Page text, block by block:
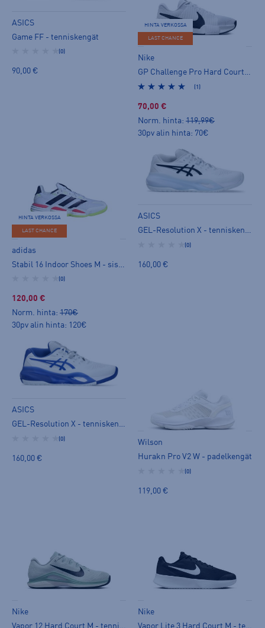
ASICS
Game FF - tenniskengät
(0)
90,00 €
HINTA VERKOSSA
LAST CHANCE
Nike
GP Challenge Pro Hard Court Tennis Shoes Game M - tenniskengät
(1)
70,00 €
Norm. hinta: 119,99€
30pv alin hinta: 70€
HINTA VERKOSSA
LAST CHANCE
adidas
(0)
120,00 €
Norm. hinta: 170€
30pv alin hinta: 120€
ASICS
GEL-Resolution X - tenniskengät
(0)
160,00 €
ASICS
GEL-Resolution X - tenniskengät
(0)
160,00 €
Wilson
Hurakn Pro V2 W - padelkengät
(0)
119,00 €
Nike
Nike